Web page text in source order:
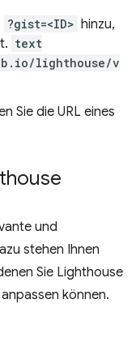
?gist=<ID> hinzu,
text
lighthouse/v
Sie die URL eines
und
stehen Ihnen
Sie Lighthouse
können.